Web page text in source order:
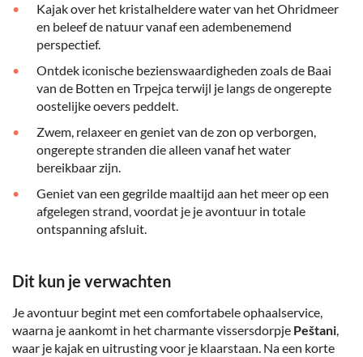
Kajak over het kristalheldere water van het Ohridmeer
en beleef de natuur vanaf een adembenemend
perspectief.
Ontdek iconische bezienswaardigheden zoals de Baai
van de Botten en Trpejca terwijl je langs de ongerepte
oostelijke oevers peddelt.
Zwem, relaxeer en geniet van de zon op verborgen,
ongerepte stranden die alleen vanaf het water
bereikbaar zijn.
Geniet van een gegrilde maaltijd aan het meer op een
afgelegen strand, voordat je je avontuur in totale
ontspanning afsluit.
Dit kun je verwachten
Je avontuur begint met een comfortabele ophaalservice,
waarna je aankomt in het charmante vissersdorpje Peštani,
waar je kajak en uitrusting voor je klaarstaan. Na een korte